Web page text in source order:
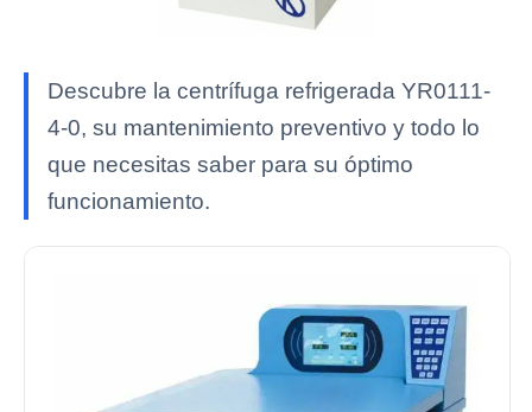
Descubre la centrífuga refrigerada YR0111-
4-0, su mantenimiento preventivo y todo lo
que necesitas saber para su óptimo
funcionamiento.